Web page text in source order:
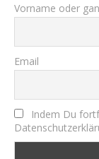
Vorname oder
Email
Indem Du